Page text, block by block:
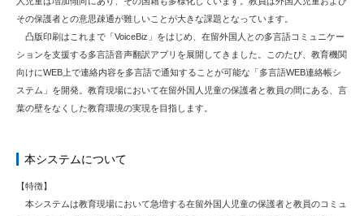
その保護者との意思疎通が難しいことが大きな課題となっています。
凸版印刷はこれまで「VoiceBiz」をはじめ、在留外国人との多言語コミュニケー
ションを支援する多言語音声翻訳アプリを展開してきました。このたび、教育機関
向けにWEB上で連絡内容を多言語で通知することが可能な「多言語WEB連絡帳シ
ステム」を開発。教育現場において在留外国人児童の保護者と教員の間にある、言
葉の壁をなくした教育環境の実現を目指します。
本システムについて
【特徴】
本システムは教育現場において急増する在留外国人児童の保護者と教員のコミュ